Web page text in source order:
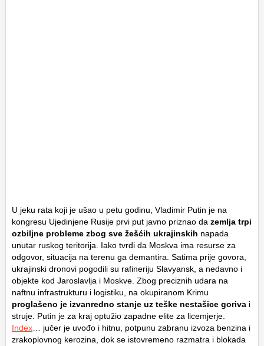
U jeku rata koji je ušao u petu godinu, Vladimir Putin je na
kongresu Ujedinjene Rusije prvi put javno priznao da zemlja trpi
ozbiljne probleme zbog sve žešćih ukrajinskih napada
unutar ruskog teritorija. Iako tvrdi da Moskva ima resurse za
odgovor, situacija na terenu ga demantira. Satima prije govora,
ukrajinski dronovi pogodili su rafineriju Slavyansk, a nedavno i
objekte kod Jaroslavlja i Moskve. Zbog preciznih udara na
naftnu infrastrukturu i logistiku, na okupiranom Krimu
proglašeno je izvanredno stanje uz teške nestašice goriva i
struje. Putin je za kraj optužio zapadne elite za licemjerje.
Index… jučer je uvođo i hitnu, potpunu zabranu izvoza benzina i
zrakoplovnog kerozina, dok se istovremeno razmatra i blokada